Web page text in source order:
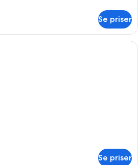
Se priser
Ett modernt hotellrum med en stor
Se priser